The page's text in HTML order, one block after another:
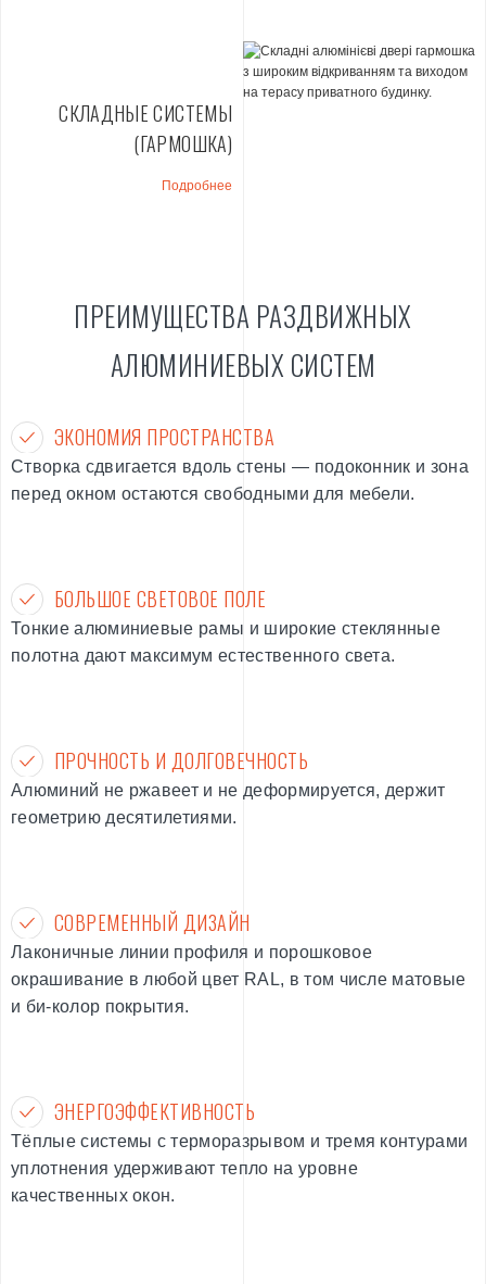
СКЛАДНЫЕ СИСТЕМЫ
(ГАРМОШКА)
Подробнее
ПРЕИМУЩЕСТВА РАЗДВИЖНЫХ
АЛЮМИНИЕВЫХ СИСТЕМ
ЭКОНОМИЯ ПРОСТРАНСТВА
Створка сдвигается вдоль стены — подоконник и зона
перед окном остаются свободными для мебели.
БОЛЬШОЕ СВЕТОВОЕ ПОЛЕ
Тонкие алюминиевые рамы и широкие стеклянные
полотна дают максимум естественного света.
ПРОЧНОСТЬ И ДОЛГОВЕЧНОСТЬ
Алюминий не ржавеет и не деформируется, держит
геометрию десятилетиями.
СОВРЕМЕННЫЙ ДИЗАЙН
Лаконичные линии профиля и порошковое
окрашивание в любой цвет RAL, в том числе матовые
и би-колор покрытия.
ЭНЕРГОЭФФЕКТИВНОСТЬ
Тёплые системы с терморазрывом и тремя контурами
уплотнения удерживают тепло на уровне
качественных окон.